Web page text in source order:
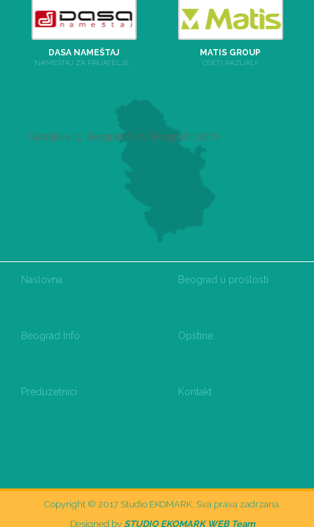
DASA NAMEŠTAJ
NAMEŠTAJ ZA PRIJATELJE...
MATIS GROUP
OSETI RAZLIKU!
Gandijeva 19, Beograd (Novi Beograd) 11070
Naslovna Beograd u prošlosti
Beograd Info Opštine
Preduzetnici Kontakt
Copyright © 2017 Studio EKOMARK, Sva prava zadrzana.
Designed by STUDIO EKOMARK WEB Team